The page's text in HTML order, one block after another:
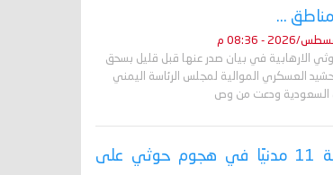
...
الارهابية في بيان صدر عنها قبل قليل بسحق
العسكري الموالية لمجلس الرئاسة اليمني
السعودية ودعت من وص
عاجل / إصابة 11 مدنيًا في هجوم حوثي على